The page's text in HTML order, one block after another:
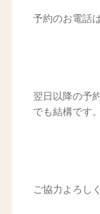
予約のお電話
翌日以降の予
でも結構です。
ご協力よろし